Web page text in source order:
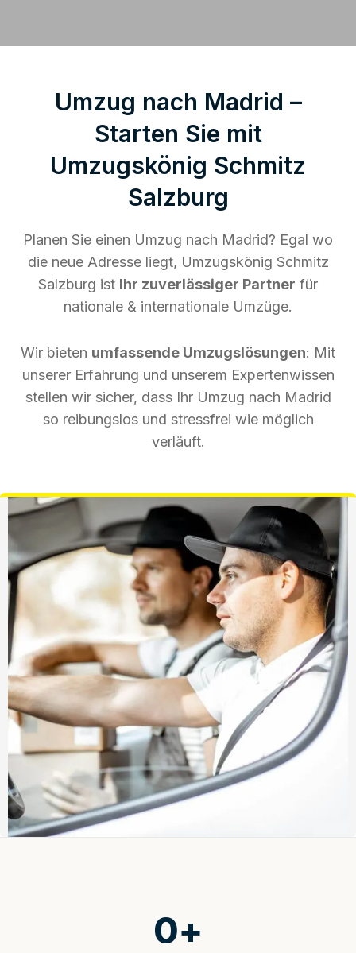
Umzug nach Madrid –
Starten Sie mit
Umzugskönig Schmitz
Salzburg
Planen Sie einen Umzug nach Madrid? Egal wo
die neue Adresse liegt, Umzugskönig Schmitz
Salzburg ist Ihr zuverlässiger Partner für
nationale & internationale Umzüge.
Wir bieten umfassende Umzugslösungen: Mit
unserer Erfahrung und unserem Expertenwissen
stellen wir sicher, dass Ihr Umzug nach Madrid
so reibungslos und stressfrei wie möglich
verläuft.
0+